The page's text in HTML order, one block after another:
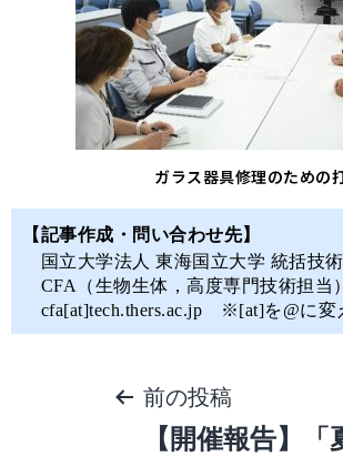
ガラス器具修理のための
【記事作成・問い合わせ先】
国立大学法人 東海国立大学 統括技
CFA（生物生体，高度専門技術担
cfa[at]tech.thers.ac.jp ※[at]を@に変
前の投稿
【開催報告】